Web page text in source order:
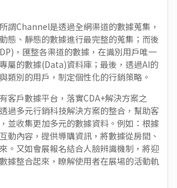
謂Channel是透過全網渠道的數據蒐集，
態、靜態的數據進行最完整的蒐集；而後
，匯整各渠道的數據，在識別用戶唯一
屬的數據(Data)資料庫；最後，透過AI的
類別的用戶，制定個性化的行銷策略。
客戶數據平台，落實CDA+解決方案之
過多元行銷科技解決方案的整合，幫助客
並收集更加多元的數據資料。例如：根據
動內容，提供導購資訊，將數據從房間、
。又如會展報名結合人臉辨識機制，將迎
據整合起來，瞭解使用者在展場的活動軌